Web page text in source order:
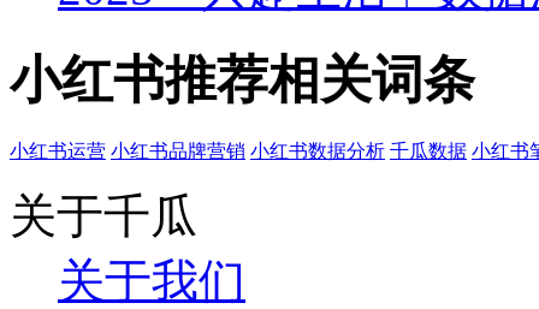
小红书推荐相关词条
小红书运营 小红书品牌营销 小红书数据分析 千瓜数据 小红书
关于千瓜
关于我们